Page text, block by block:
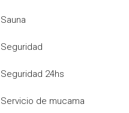
Sauna
Seguridad
Seguridad 24hs
Servicio de mucama